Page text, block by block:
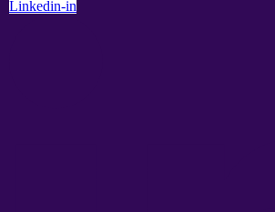
Linkedin-in